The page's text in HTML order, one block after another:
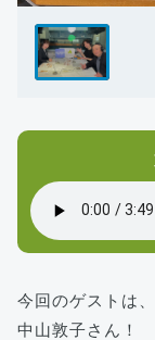
今回のゲストは
中山敦子さん！